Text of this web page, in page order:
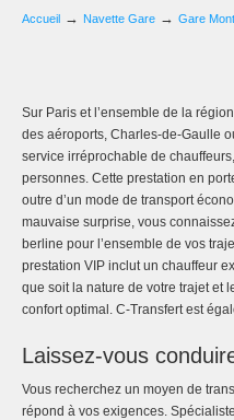
Accueil → Navette Gare → Gare
Sur Paris et l’ensemble de la
des aéroports, Charles-de-Gaulle
service irréprochable de
personnes. Cette prestation en
outre d’un mode de transport
mauvaise surprise, vous
berline pour l’ensemble de vos
prestation VIP inclut un chauffeur
que soit la nature de votre trajet et
confort optimal. C-Transfert est
Laissez-vous
Vous recherchez un moyen de
répond à vos exigences.